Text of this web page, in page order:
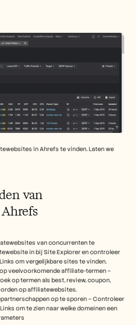
in Ahrefs te vinden. Laten we
van
van concurrenten te
in bij Site Explorer en controleer
om vergelijkbare sites te vinden.
veelvoorkomende affiliate-termen –
op termen als best, review, coupon,
op affiliatewebsites.
op te sporen – Controleer
om te zien naar welke domeinen een